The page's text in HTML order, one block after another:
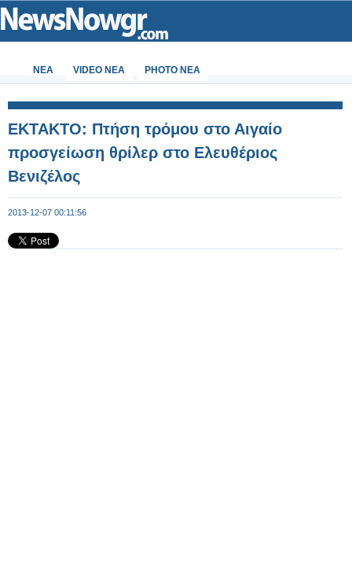
ΝΕΑ VIDEO NEA PHOTO NEA
ΕΚΤΑΚΤΟ: Πτήση τρόμου στο Αιγαίο
προσγείωση θρίλερ στο Ελευθέριος
Βενιζέλος
2013-12-07 00:11:56